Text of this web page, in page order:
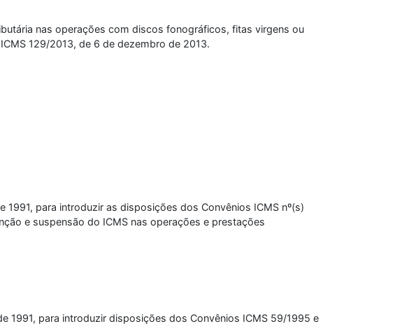
nas operações com discos fonográficos, fitas virgens ou
129/2013, de 6 de dezembro de 2013.
para introduzir as disposições dos Convênios ICMS nº(s)
e suspensão do ICMS nas operações e prestações
1991, para introduzir disposições dos Convênios ICMS 59/1995 e